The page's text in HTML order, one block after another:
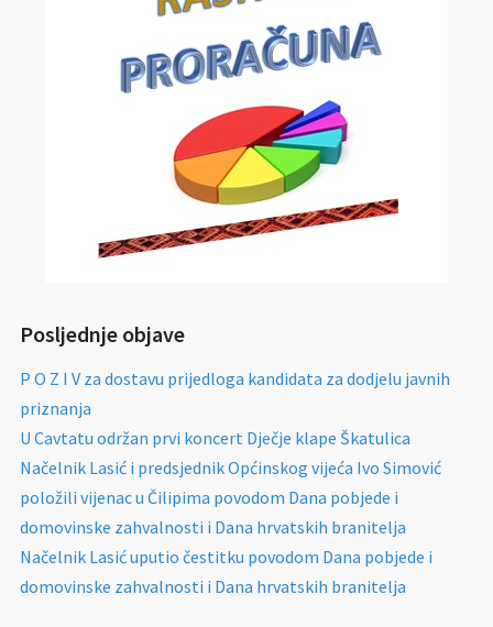
Posljednje objave
P O Z I V za dostavu prijedloga kandidata za dodjelu javnih
priznanja
U Cavtatu održan prvi koncert Dječje klape Škatulica
Načelnik Lasić i predsjednik Općinskog vijeća Ivo Simović
položili vijenac u Čilipima povodom Dana pobjede i
domovinske zahvalnosti i Dana hrvatskih branitelja
Načelnik Lasić uputio čestitku povodom Dana pobjede i
domovinske zahvalnosti i Dana hrvatskih branitelja